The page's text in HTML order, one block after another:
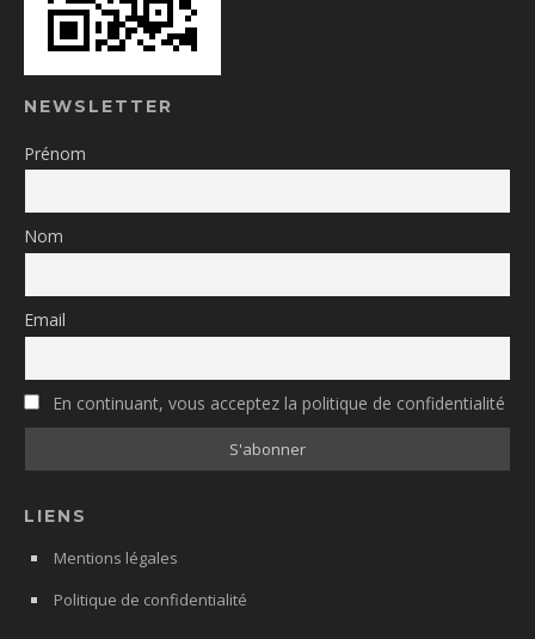
NEWSLETTER
Prénom
Nom
Email
En continuant, vous acceptez la politique de confidentialité
LIENS
Mentions légales
Politique de confidentialité